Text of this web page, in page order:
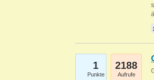
1
Punkte
2188
Aufrufe